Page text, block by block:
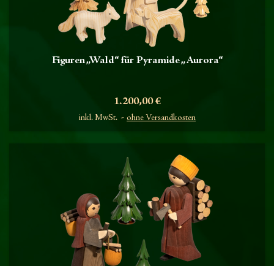
Figuren „Wald“ für Pyramide „Aurora“
Preis
1.200,00 €
inkl. MwSt. ohne Versandkosten